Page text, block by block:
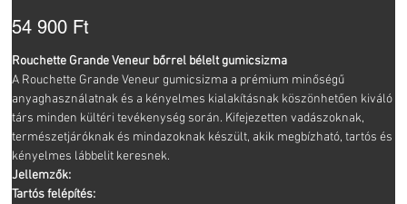
Ár
54 900 Ft
Rouchette Grande Veneur bőrrel bélelt gumicsizma
A Rouchette Grande Veneur gumicsizma a prémium minőségű
anyaghasználatnak és a kényelmes kialakításnak köszönhetően kiváló
társ minden kültéri tevékenység során. Kifejezetten vadászoknak,
természetjáróknak és mindazoknak készült, akik megbízható, tartós és
kényelmes lábbelit keresnek.
Jellemzők:
Tartós felépítés: